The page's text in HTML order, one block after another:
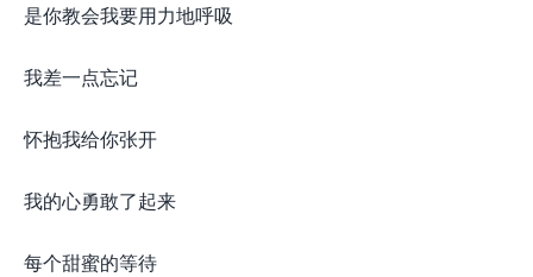
是你教会我要用力地呼吸
我差一点忘记
怀抱我给你张开
我的心勇敢了起来
每个甜蜜的等待